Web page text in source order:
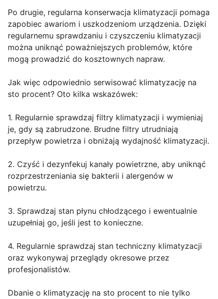
Po drugie, regularna konserwacja klimatyzacji pomaga
zapobiec awariom i uszkodzeniom urządzenia. Dzięki
regularnemu sprawdzaniu i czyszczeniu klimatyzacji
można uniknąć poważniejszych problemów, które
mogą prowadzić do kosztownych napraw.
Jak więc odpowiednio serwisować klimatyzację na
sto procent? Oto kilka wskazówek:
1. Regularnie sprawdzaj filtry klimatyzacji i wymieniaj
je, gdy są zabrudzone. Brudne filtry utrudniają
przepływ powietrza i obniżają wydajność klimatyzacji.
2. Czyść i dezynfekuj kanały powietrzne, aby uniknąć
rozprzestrzeniania się bakterii i alergenów w
powietrzu.
3. Sprawdzaj stan płynu chłodzącego i ewentualnie
uzupełniaj go, jeśli jest to konieczne.
4. Regularnie sprawdzaj stan techniczny klimatyzacji
oraz wykonywaj przeglądy okresowe przez
profesjonalistów.
Dbanie o klimatyzację na sto procent to nie tylko